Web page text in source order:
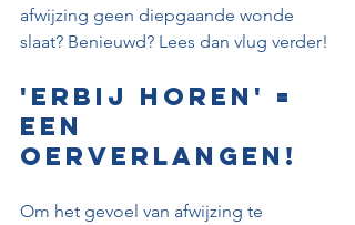
afwijzing geen diepgaande wonde
slaat? Benieuwd? Lees dan vlug verder!
'Erbij horen' =
een
oerverlangen!
Om het gevoel van afwijzing te